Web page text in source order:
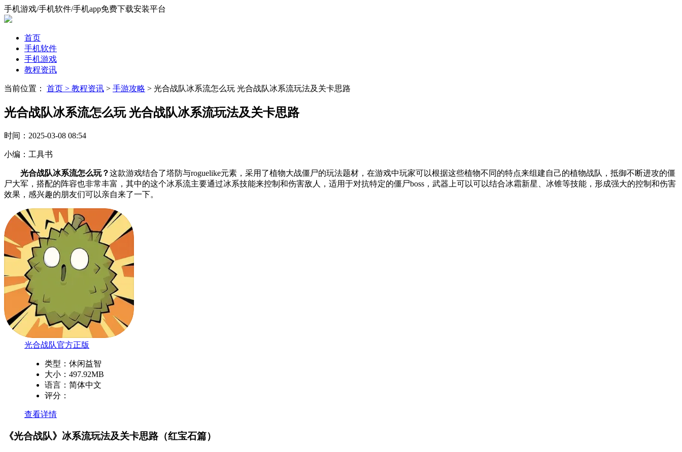
手机游戏/手机软件/手机app免费下载安装平台
首页
手机软件
手机游戏
教程资讯
当前位置： 首页 > 教程资讯 > 手游攻略 > 光合战队冰系流怎么玩 光合战队冰系流玩法及关卡思路
光合战队冰系流怎么玩 光合战队冰系流玩法及关卡思路
时间： 2025-03-08 08:54
小编： 工具书
光合战队冰系流怎么玩？这款游戏结合了塔防与roguelike元素，采用了植物大战僵尸的玩法题材，在游戏中玩家可以根据这些植物不同的特点来组建自己的植物战队，抵御不断进攻的僵
尸大军，搭配的阵容也非常丰富，其中的这个冰系流主要通过冰系技能来控制和伤害敌人，适用于对抗特定的僵尸boss，武器上可以可以结合冰霜新星、冰锥等技能，形成强大的控制和伤害
效果，感兴趣的朋友们可以亲自来了一下。
光合战队官方正版
类型： 休闲益智
大小： 497.92MB
语言： 简体中文
评分：
查看详情
《光合战队》冰系流玩法及关卡思路（红宝石篇）